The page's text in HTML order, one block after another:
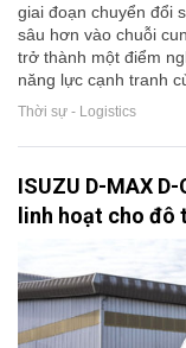
giai đoạn chuyển đổi
sâu hơn vào chuỗi
trở thành một điểm
năng lực cạnh tranh
Thời sự - Logistics
ISUZU D-MAX
linh hoạt cho đô